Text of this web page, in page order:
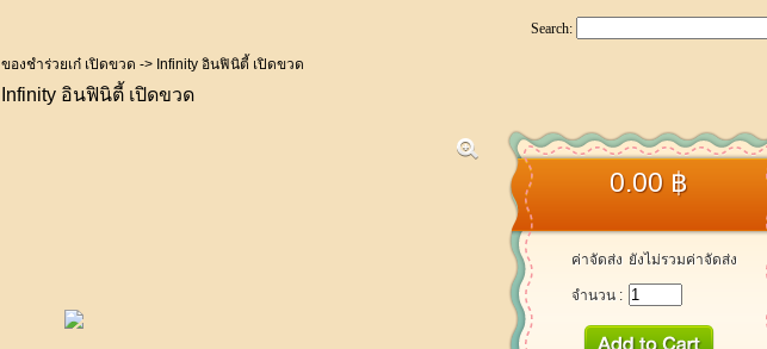
Search:
ของชำร่วยเก๋ เปิดขวด -> Infinity อินฟินิตี้ เปิดขวด
Infinity อินฟินิตี้ เปิดขวด
0.00 ฿
ค่าจัดส่ง ยังไม่รวมค่าจัดส่ง
จำนวน :